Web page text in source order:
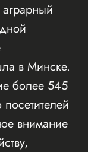
аграрный
в Минске.
более 545
внимание